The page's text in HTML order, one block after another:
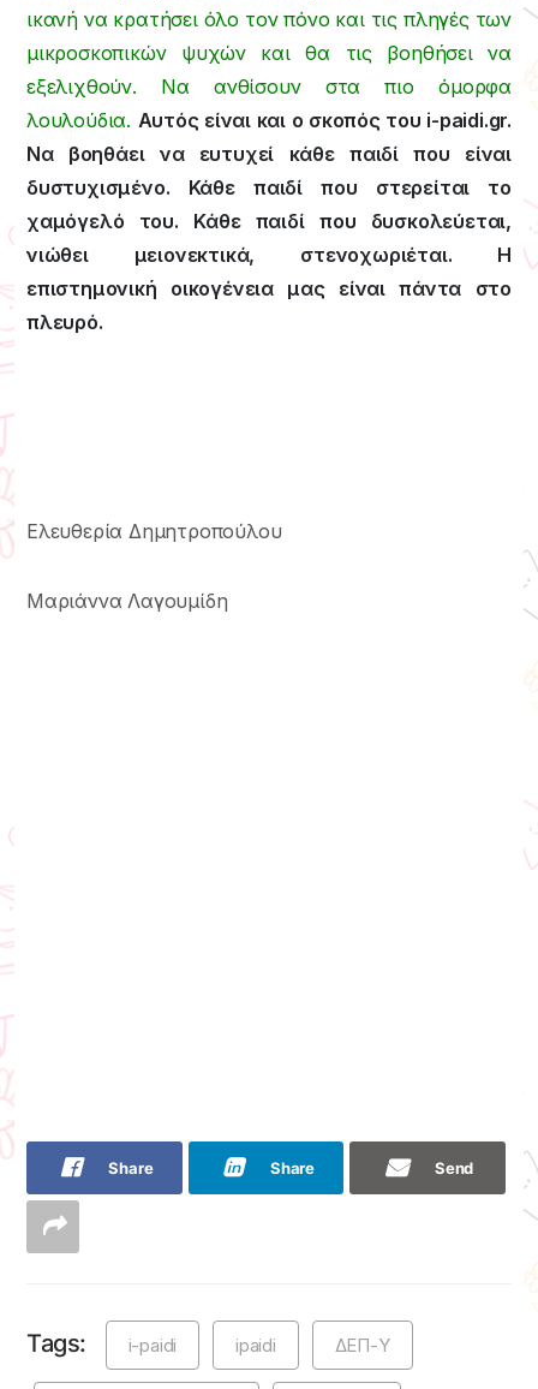
ικανή να κρατήσει όλο τον πόνο και τις πληγές των
μικροσκοπικών ψυχών και θα τις βοηθήσει να
εξελιχθούν. Να ανθίσουν στα πιο όμορφα
λουλούδια. Αυτός είναι και ο σκοπός του i-paidi.gr.
Να βοηθάει να ευτυχεί κάθε παιδί που είναι
δυστυχισμένο. Κάθε παιδί που στερείται το
χαμόγελό του. Κάθε παιδί που δυσκολεύεται,
νιώθει μειονεκτικά, στενοχωριέται. Η
επιστημονική οικογένεια μας είναι πάντα στο
πλευρό.
Ελευθερία Δημητροπούλου
Μαριάννα Λαγουμίδη
Share Share Send
Tags: i-paidi ipaidi ΔΕΠ-Υ